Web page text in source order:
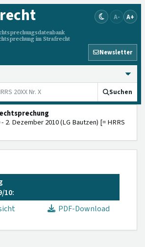
im Strafrecht
A- A+
Newsletter
Suchen
2. Dezember 2010 (LG Bautzen) [= HRRS
10:
PDF-Download